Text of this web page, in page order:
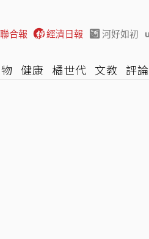
聯合報 經濟日報 河好如初
健康 橘世代 文教 評論